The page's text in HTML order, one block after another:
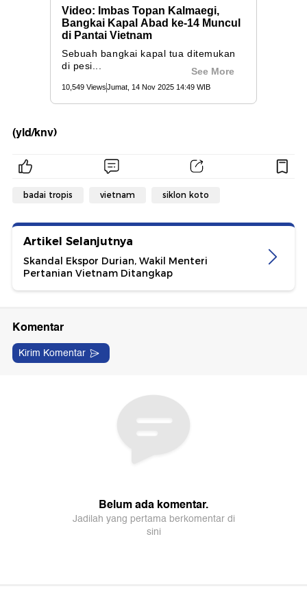
(yld/knv)
badai tropis vietnam siklon koto
Artikel Selanjutnya
Skandal Ekspor Durian, Wakil Menteri
Pertanian Vietnam Ditangkap